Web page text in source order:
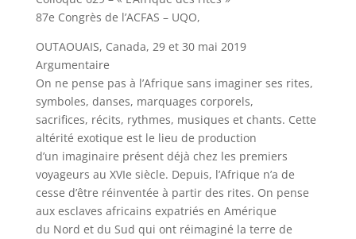
87e Congrès de l’ACFAS – UQO,
OUTAOUAIS, Canada, 29 et 30 mai 2019
Argumentaire
On ne pense pas à l’Afrique sans imaginer ses rites,
symboles, danses, marquages corporels,
sacrifices, récits, rythmes, musiques et chants. Cette
altérité exotique est le lieu de production
d’un imaginaire présent déjà chez les premiers
voyageurs au XVIe siècle. Depuis, l’Afrique n’a de
cesse d’être réinventée à partir des rites. On pense
aux esclaves africains expatriés en Amérique
du Nord et du Sud qui ont réimaginé la terre de